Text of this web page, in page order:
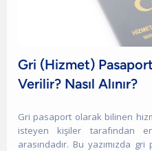
Gri (Hizmet)
Verilir? Nasıl Alınır?
Gri pasaport olarak bilinen
isteyen kişiler tarafından
arasındadır. Bu yazımızda